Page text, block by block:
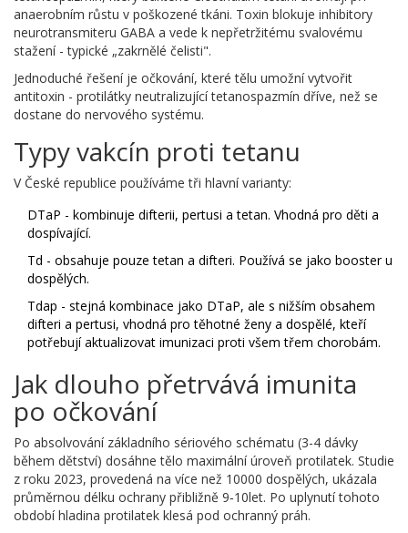
anaerobním růstu v poškozené tkáni. Toxin blokuje inhibitory
neurotransmiteru GABA a vede k nepřetržitému svalovému
stažení - typické „zakrnělé čelisti".
Jednoduché řešení je očkování, které tělu umožní vytvořit
antitoxin - protilátky neutralizující tetanospazmín dříve, než se
dostane do nervového systému.
Typy vakcín proti tetanu
V České republice používáme tři hlavní varianty:
DTaP - kombinuje difterii, pertusi a tetan. Vhodná pro děti a
dospívající.
Td - obsahuje pouze tetan a difteri. Používá se jako booster u
dospělých.
Tdap - stejná kombinace jako DTaP, ale s nižším obsahem
difteri a pertusi, vhodná pro těhotné ženy a dospělé, kteří
potřebují aktualizovat imunizaci proti všem třem chorobám.
Jak dlouho přetrvává imunita
po očkování
Po absolvování základního sériového schématu (3-4 dávky
během dětství) dosáhne tělo maximální úroveň protilatek. Studie
z roku 2023, provedená na více než 10000 dospělých, ukázala
průměrnou délku ochrany přibližně 9‑10let. Po uplynutí tohoto
období hladina protilatek klesá pod ochranný práh.